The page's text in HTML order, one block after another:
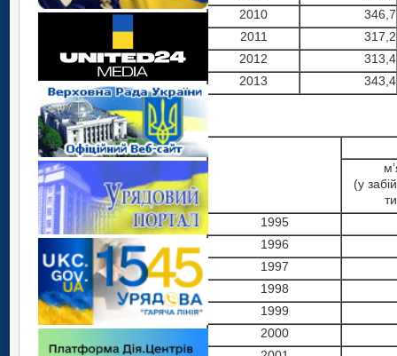
2010
346,7
2011
317,2
2012
313,4
2013
343,4
(у
1995
1996
1997
1998
1999
2000